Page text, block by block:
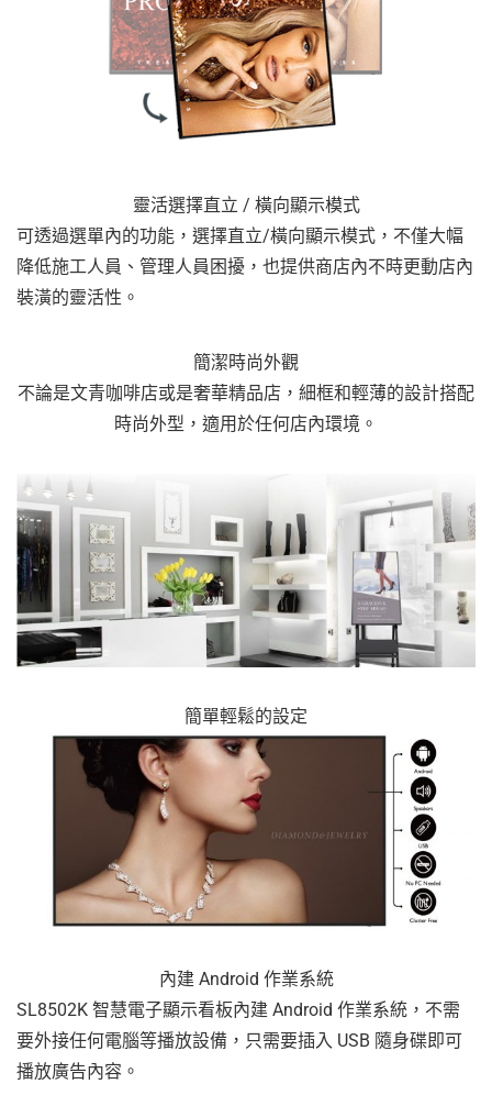
靈活選擇直立 / 橫向顯示模式
可透過選單內的功能，選擇直立/橫向顯示模式，不僅大幅
降低施工人員、管理人員困擾，也提供商店內不時更動店內
裝潢的靈活性。
簡潔時尚外觀
不論是文青咖啡店或是奢華精品店，細框和輕薄的設計搭配
時尚外型，適用於任何店內環境。
簡單輕鬆的設定
內建 Android 作業系統
SL8502K 智慧電子顯示看板內建 Android 作業系統，不需
要外接任何電腦等播放設備，只需要插入 USB 隨身碟即可
播放廣告內容。